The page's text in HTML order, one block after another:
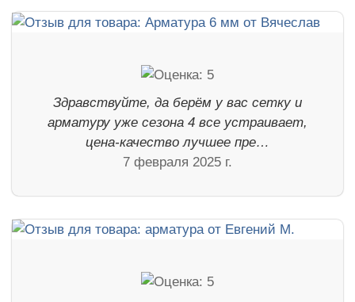
Здравствуйте, да берём у вас сетку и
арматуру уже сезона 4 все устраивает,
цена-качество лучшее пре…
7 февраля 2025 г.